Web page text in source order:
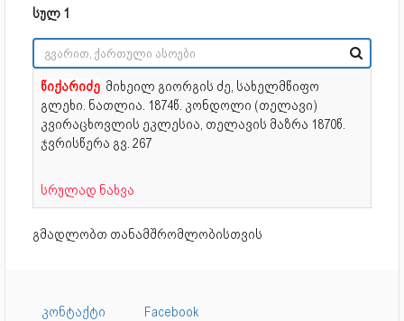
სულ 1
წიქარიძე მიხეილ გიორგის ძე, სახელმწიფო
გლეხი. ნათლია. 1874წ. კონდოლი (თელავი)
კვირაცხოვლის ეკლესია, თელავის მაზრა 1870წ.
ჯვრისწერა გვ. 267
სრულად ნახვა
გმადლობთ თანამშრომლობისთვის
კონტაქტი
Facebook